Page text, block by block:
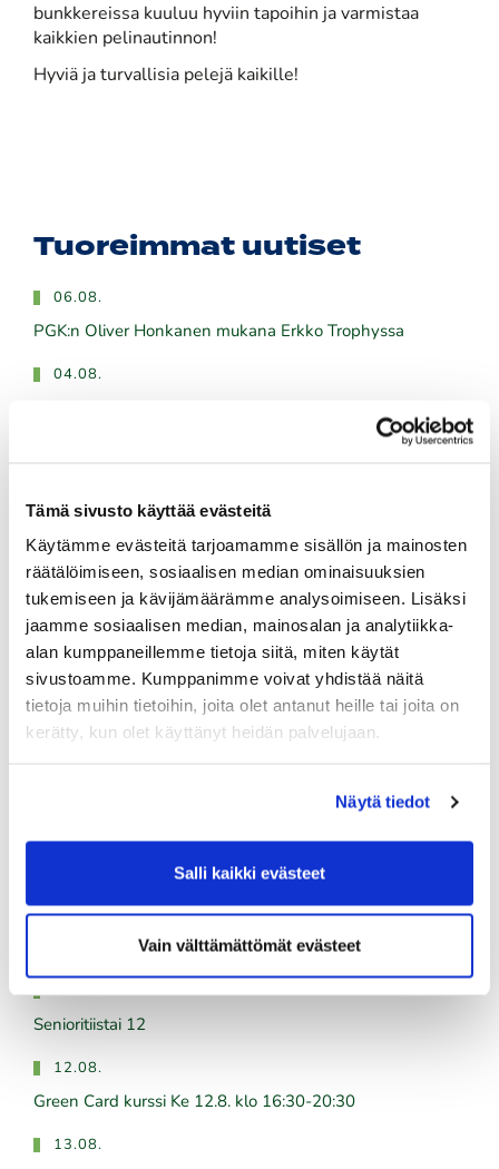
Tämä sivusto käyttää evästeitä
Käytämme evästeitä tarjoamamme sisällön ja mainosten
räätälöimiseen, sosiaalisen median ominaisuuksien
tukemiseen ja kävijämäärämme analysoimiseen. Lisäksi
jaamme sosiaalisen median, mainosalan ja analytiikka-
alan kumppaneillemme tietoja siitä, miten käytät
sivustoamme. Kumppanimme voivat yhdistää näitä
tietoja muihin tietoihin, joita olet antanut heille tai joita on
kerätty, kun olet käyttänyt heidän palvelujaan.
Näytä tiedot
Salli kaikki evästeet
Vain välttämättömät evästeet
bunkkereissa kuuluu hyviin tapoihin ja varmistaa
kaikkien pelinautinnon!
Hyviä ja turvallisia pelejä kaikille!
Tuoreimmat uutiset
06.08.
PGK:n Oliver Honkanen mukana Erkko Trophyssa
04.08.
​​​​​​​Senioreiden seuraottelu SHG - PGK 13.8.2026.
PGK:n miesten ja naisten seuran mestaruudesta pelataan
03.08.
Tule töihin Kalafornian asiakaspalveluun
03.08.
Golfshop Open 27r
Tulevat tapahtumat
Green Card kurssi Ma 10.8. klo 17-21
10.08.
Pariskuntagolf 5/7
Senioritiistai 12
12.08.
Green Card kurssi Ke 12.8. klo 16:30-20:30
13.08.